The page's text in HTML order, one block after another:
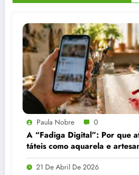
Paula Nobre 0
A “Fadiga Digital”: Por que
táteis como aquarela e
a principal recomendação
estresse
21 De Abril De 2026